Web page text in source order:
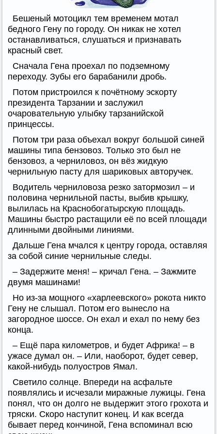
Бешеный мотоцикл тем временем мотал
бедного Гену по городу. Он никак не хотел
останавливаться, слушаться и признавать
красный свет.
Сначала Гена проехал по подземному
переходу. Зубы его барабанили дробь.
Потом пристроился к почётному эскорту
президента Тарзании и заслужил
очаровательную улыбку тарзанийской
принцессы.
Потом три раза объехал вокруг большой синей
машины типа бензовоз. Только это был не
бензовоз, а черниловоз, он вёз жидкую
чернильную пасту для шариковых авторучек.
Водитель черниловоза резко затормозил – и
половина чернильной пасты, выбив крышку,
вылилась на Краснобогатырскую площадь.
Машины быстро растащили её по всей площади
длинными двойными линиями.
Дальше Гена мчался к центру города, оставляя
за собой синие чернильные следы.
– Задержите меня! – кричал Гена. – Зажмите
двумя машинами!
Но из-за мощного «харлеевского» рокота никто
Гену не слышал. Потом его вынесло на
загородное шоссе. Он ехал и ехал по нему без
конца.
– Ещё пара километров, и будет Африка! – в
ужасе думал он. – Или, наоборот, будет север,
какой-нибудь полуостров Ямал.
Светило солнце. Впереди на асфальте
появлялись и исчезали миражные лужицы. Гена
понял, что он долго не выдержит этого грохота и
тряски. Скоро наступит конец. И как всегда
бывает перед кончиной, Гена вспоминал всю